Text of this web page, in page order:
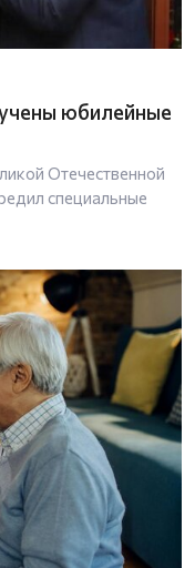
юбилейные
Отечественной
специальные